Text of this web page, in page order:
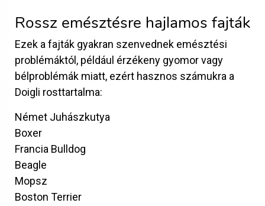
Rossz emésztésre hajlamos fajták
Ezek a fajták gyakran szenvednek emésztési
problémáktól, például érzékeny gyomor vagy
bélproblémák miatt, ezért hasznos számukra a
Doigli rosttartalma:
Német Juhászkutya
Boxer
Francia Bulldog
Beagle
Mopsz
Boston Terrier